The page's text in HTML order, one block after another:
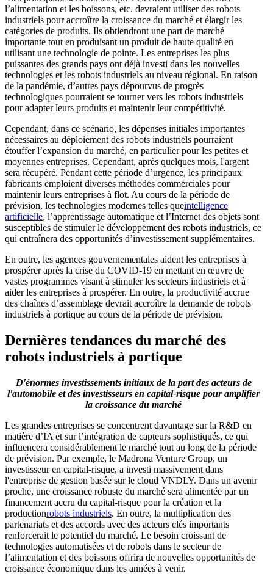
l’alimentation et les boissons, etc. devraient utiliser des robots
industriels pour accroître la croissance du marché et élargir les
catégories de produits. Ils obtiendront une part de marché
importante tout en produisant un produit de haute qualité en
utilisant une technologie de pointe. Les entreprises les plus
puissantes des grands pays ont déjà investi dans les nouvelles
technologies et les robots industriels au niveau régional. En raison
de la pandémie, d’autres pays dépourvus de progrès
technologiques pourraient se tourner vers les robots industriels
pour adapter leurs produits et maintenir leur compétitivité.
Cependant, dans ce scénario, les dépenses initiales importantes
nécessaires au déploiement des robots industriels pourraient
étouffer l’expansion du marché, en particulier pour les petites et
moyennes entreprises. Cependant, après quelques mois, l'argent
sera récupéré. Pendant cette période d’urgence, les principaux
fabricants emploient diverses méthodes commerciales pour
maintenir leurs entreprises à flot. Au cours de la période de
prévision, les technologies modernes telles queintelligence
artificielle, l’apprentissage automatique et l’Internet des objets sont
susceptibles de stimuler le développement des robots industriels, ce
qui entraînera des opportunités d’investissement supplémentaires.
En outre, les agences gouvernementales aident les entreprises à
prospérer après la crise du COVID-19 en mettant en œuvre de
vastes programmes visant à stimuler les secteurs industriels et à
aider les entreprises à prospérer. En outre, la productivité accrue
des chaînes d’assemblage devrait accroître la demande de robots
industriels à portique au cours de la période de prévision.
Dernières tendances du marché des
robots industriels à portique
D'énormes investissements initiaux de la part des acteurs de
l'automobile et des investisseurs en capital-risque pour amplifier
la croissance du marché
Les grandes entreprises se concentrent davantage sur la R&D en
matière d’IA et sur l’intégration de capteurs sophistiqués, ce qui
influencera considérablement le marché tout au long de la période
de prévision. Par exemple, le Madrona Venture Group, un
investisseur en capital-risque, a investi massivement dans
l'entreprise de gestion basée sur le cloud VNDLY. Dans un avenir
proche, une croissance robuste du marché sera alimentée par un
financement accru du capital-risque pour la création et la
productionrobots industriels. En outre, la multiplication des
partenariats et des accords avec des acteurs clés importants
renforcerait le potentiel du marché. Le besoin croissant de
technologies automatisées et de robots dans le secteur de
l’alimentation et des boissons offrira de nouvelles opportunités de
croissance économique dans les années à venir.